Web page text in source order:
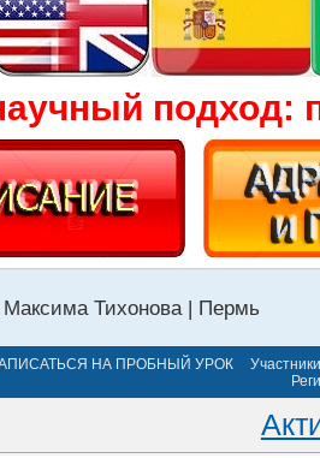
подход:
Тихонова | Пермь
НА ПРОБНЫЙ УРОК
Участники